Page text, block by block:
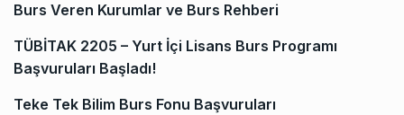
Burs Veren Kurumlar ve Burs Rehberi
TÜBİTAK 2205 – Yurt İçi Lisans Burs Programı
Başvuruları Başladı!
Teke Tek Bilim Burs Fonu Başvuruları